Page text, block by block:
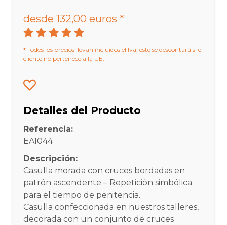
desde 132,00 euros *
* Todos los precios llevan incluidos el Iva, este se descontará si el
cliente no pertenece a la UE.
Detalles del Producto
Referencia:
EA1044
Descripción:
Casulla morada con cruces bordadas en
patrón ascendente – Repetición simbólica
para el tiempo de penitencia.
Casulla confeccionada en nuestros talleres,
decorada con un conjunto de cruces